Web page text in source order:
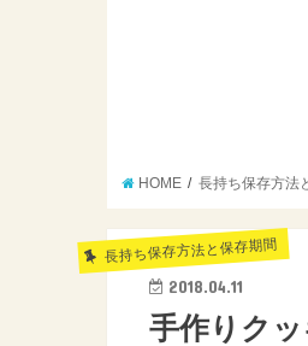
HOME 長持ち保存方法
長持ち保存方法と保存期間
2018.04.11
手作りク